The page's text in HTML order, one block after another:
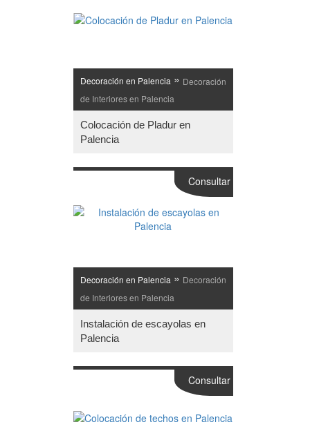
Decoración en Palencia » Decoración
de Interiores en Palencia
Colocación de Pladur en
Palencia
Decoración en Palencia » Decoración
de Interiores en Palencia
Instalación de escayolas en
Palencia
Consultar
Consultar